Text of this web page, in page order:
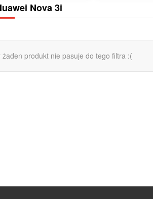
Nova 3i
żaden produkt nie pasuje do tego filtra :(